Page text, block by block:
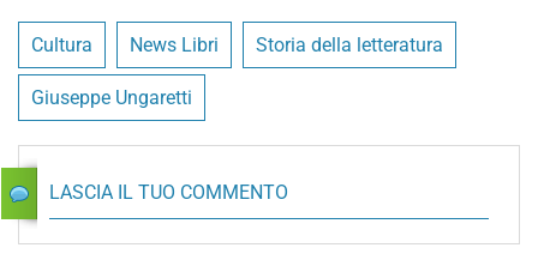
Cultura News Libri Storia della letteratura
Giuseppe Ungaretti
LASCIA IL TUO COMMENTO